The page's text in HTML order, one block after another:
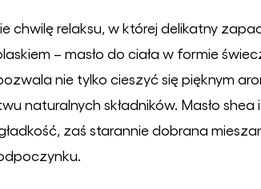
chwilę relaksu, w której delikatny
– masło do ciała w formie
nie tylko cieszyć się pięknym
naturalnych składników. Masło
zaś starannie dobrana